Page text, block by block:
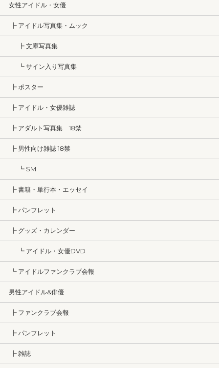
女性アイドル・女優
┣ アイドル写真集・ムック
┣ 文庫写真集
┗ サイン入り写真集
┣ ポスター
┣ アイドル・女優雑誌
┣ アダルト写真集 18禁
┣ 男性向け雑誌 18禁
┗ SM
┣ 書籍・単行本・エッセイ
┣ パンフレット
┣ グッズ・カレンダー
┗ アイドル・女優DVD
┗ アイドルファンクラブ会報
男性アイドル&俳優
┣ ファンクラブ会報
┣ パンフレット
┣ 雑誌